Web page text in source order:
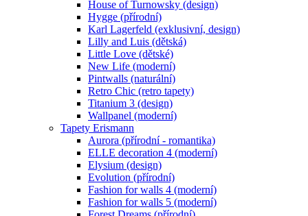
House of Turnowsky (design)
Hygge (přírodní)
Karl Lagerfeld (exklusivní, design)
Lilly and Luis (dětská)
Little Love (dětské)
New Life (moderní)
Pintwalls (naturální)
Retro Chic (retro tapety)
Titanium 3 (design)
Wallpanel (moderní)
Tapety Erismann
Aurora (přírodní - romantika)
ELLE decoration 4 (moderní)
Elysium (design)
Evolution (přírodní)
Fashion for walls 4 (moderní)
Fashion for walls 5 (moderní)